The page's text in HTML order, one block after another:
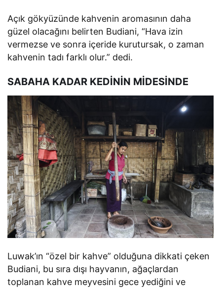
Açık gökyüzünde kahvenin aromasının daha
güzel olacağını belirten Budiani, “Hava izin
vermezse ve sonra içeride kurutursak, o zaman
kahvenin tadı farklı olur.” dedi.
SABAHA KADAR KEDİNİN MİDESİNDE
Luwak’ın “özel bir kahve” olduğuna dikkati çeken
Budiani, bu sıra dışı hayvanın, ağaçlardan
toplanan kahve meyvesini gece yediğini ve